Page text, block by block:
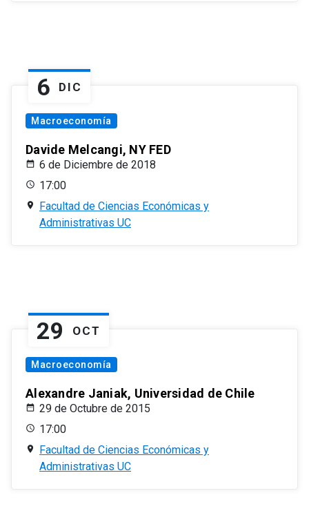
6 DIC
Macroeconomía
Davide Melcangi, NY FED
6 de Diciembre de 2018
17:00
Facultad de Ciencias Económicas y
Administrativas UC
29 OCT
Macroeconomía
Alexandre Janiak, Universidad de Chile
29 de Octubre de 2015
17:00
Facultad de Ciencias Económicas y
Administrativas UC